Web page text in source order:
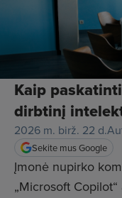
Kaip
dirbtinį
2026 m. birž. 22 d.
Sekite mus Google
Įmonė nupirko
„Microsoft